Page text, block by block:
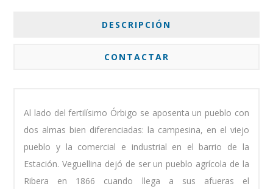
DESCRIPCIÓN
CONTACTAR
Al lado del fertilísimo Órbigo se aposenta un pueblo con
dos almas bien diferenciadas: la campesina, en el viejo
pueblo y la comercial e industrial en el barrio de la
Estación. Veguellina dejó de ser un pueblo agrícola de la
Ribera en 1866 cuando llega a sus afueras el